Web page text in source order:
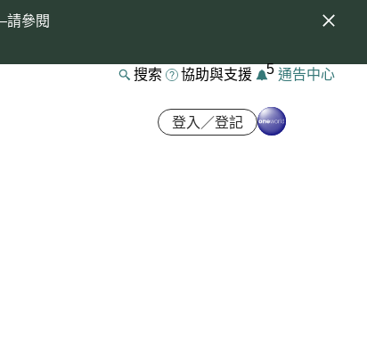
請參閱
搜索 協助與支援 5 通告中心
登入／登記